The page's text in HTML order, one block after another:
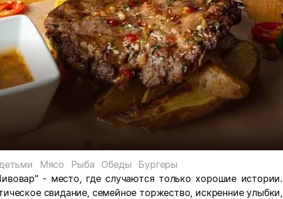
Мясо Рыба Обеды
Бургеры
- место, где случаются только хорошие истории.
свидание, семейное торжество, искренние улыбки,